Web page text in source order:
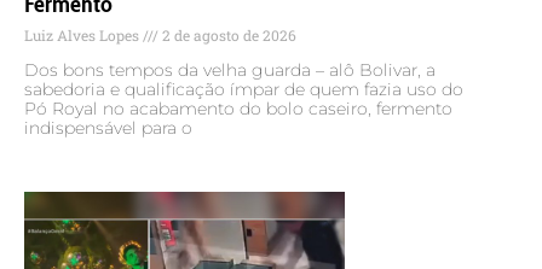
Luiz Alves Lopes 2 de agosto de 2026
Dos bons tempos da velha guarda – alô Bolivar, a
sabedoria e qualificação ímpar de quem fazia uso do
Pó Royal no acabamento do bolo caseiro, fermento
indispensável para o